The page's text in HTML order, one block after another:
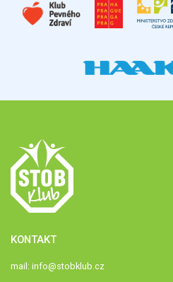
KONTAKT
mail: info@stobklub.cz